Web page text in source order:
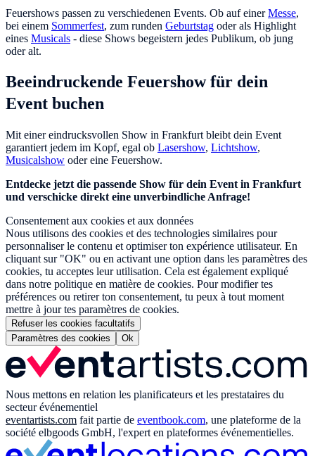
Feuershows passen zu verschiedenen Events. Ob auf einerMesse,
bei einem Sommerfest, zum runden Geburtstag oder als Highlight
eines Musicals - diese Shows begeistern jedes Publikum, ob jung
oder alt.
Beeindruckende Feuershow für dein
Event buchen
Mit einer eindrucksvollen Show in Frankfurt bleibt dein Event
garantiert jedem im Kopf, egal ob Lasershow, Lichtshow,
Musicalshow oder eine Feuershow.
Entdecke jetzt die passende Show für dein Event in Frankfurt
und verschicke direkt eine unverbindliche Anfrage!
Consentement aux cookies et aux données
Nous utilisons des cookies et des technologies similaires pour
personnaliser le contenu et optimiser ton expérience utilisateur. En
cliquant sur "OK" ou en activant une option dans les paramètres des
cookies, tu acceptes leur utilisation. Cela est également expliqué
dans notre politique en matière de cookies. Pour modifier tes
préférences ou retirer ton consentement, tu peux à tout moment
mettre à jour tes paramètres de cookies.
Refuser les cookies facultatifs
Paramètres des cookies
Ok
Nous mettons en relation les planificateurs et les prestataires du
secteur événementiel
eventartists.com fait partie de eventbook.com, une plateforme de la
société elbgoods GmbH, l'expert en plateformes événementielles.